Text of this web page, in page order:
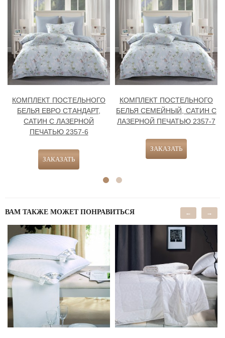
КОМПЛЕКТ ПОСТЕЛЬНОГО
БЕЛЬЯ ЕВРО СТАНДАРТ,
САТИН С ЛАЗЕРНОЙ
ПЕЧАТЬЮ 2357-6
КОМПЛЕКТ ПОСТЕЛЬНОГО
БЕЛЬЯ СЕМЕЙНЫЙ, САТИН С
ЛАЗЕРНОЙ ПЕЧАТЬЮ 2357-7
ВАМ ТАКЖЕ МОЖЕТ ПОНРАВИТЬСЯ ← →